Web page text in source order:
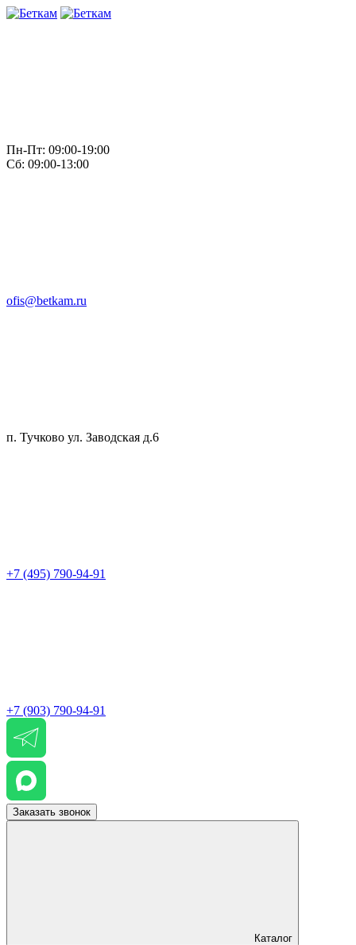
Пн-Пт: 09:00-19:00
Сб: 09:00-13:00
ofis@betkam.ru
п. Тучково ул. Заводская д.6
+7 (495) 790-94-91
+7 (903) 790-94-91
Заказать звонок
Каталог